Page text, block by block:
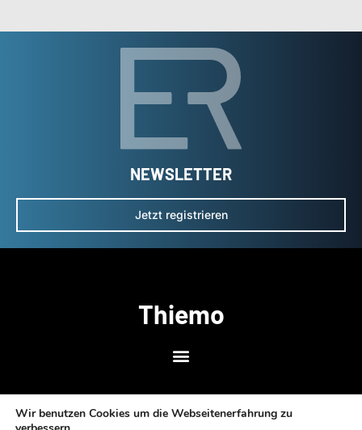
NEWSLETTER
Jetzt registrieren
Thiemo
Wir benutzen Cookies um die Webseitenerfahrung zu